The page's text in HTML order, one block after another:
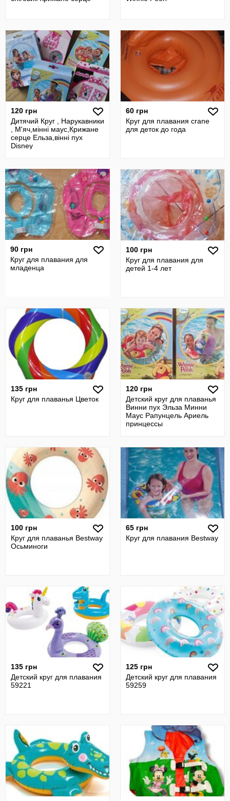
120 грн
Дитячий Круг , Нарукавники
, М'яч,мінні маус,Крижане
серце Ельза,вінні пух
Disney
60 грн
Круг для плавания crane
для деток до года
90 грн
Круг для плавания для
младенца
100 грн
Круг для плавания для
детей 1-4 лет
135 грн
Круг для плаванья Цветок
120 грн
Детский круг для плаванья
Винни пух Эльза Минни
Маус Рапунцель Ариель
принцессы
100 грн
Круг для плаванья Bestway
Осьминоги
65 грн
Круг для плавания Bestway
135 грн
Детский круг для плавания
59221
125 грн
Детский круг для плавания
59259